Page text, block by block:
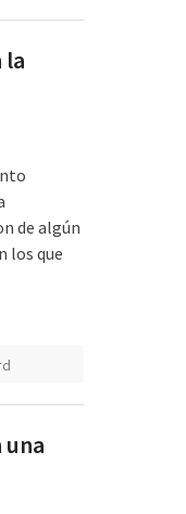
la
de algún
los que
una